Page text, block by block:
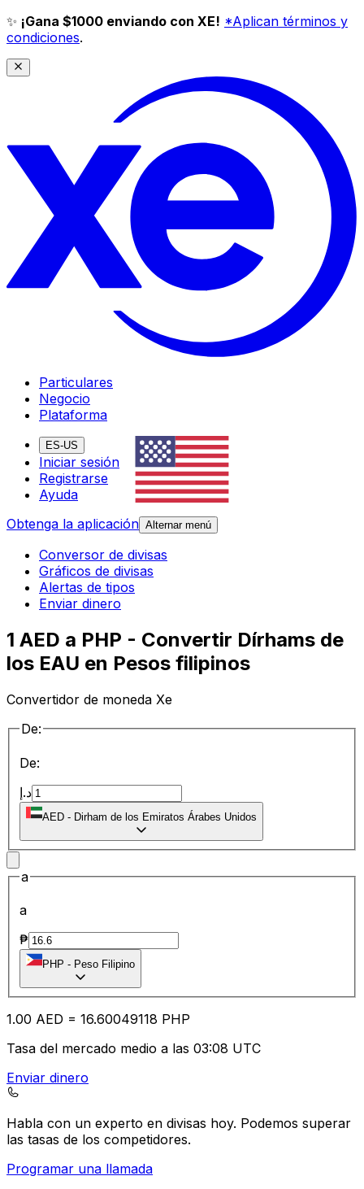
✨ ¡Gana $1000 enviando con XE! *Aplican términos y
condiciones.
Particulares
Negocio
Plataforma
ES-US
Iniciar sesión
Registrarse
Ayuda
Obtenga la aplicación Alternar menú
Conversor de divisas
Gráficos de divisas
Alertas de tipos
Enviar dinero
1 AED a PHP - Convertir Dírhams de
los EAU en Pesos filipinos
Convertidor de moneda Xe
De:
De:
د.إ
AED - Dirham de los Emiratos Árabes Unidos
a
a
₱
PHP - Peso Filipino
1.00 AED = 16.60049118 PHP
Tasa del mercado medio a las 03:08 UTC
Enviar dinero
Habla con un experto en divisas hoy. Podemos superar
las tasas de los competidores.
Programar una llamada